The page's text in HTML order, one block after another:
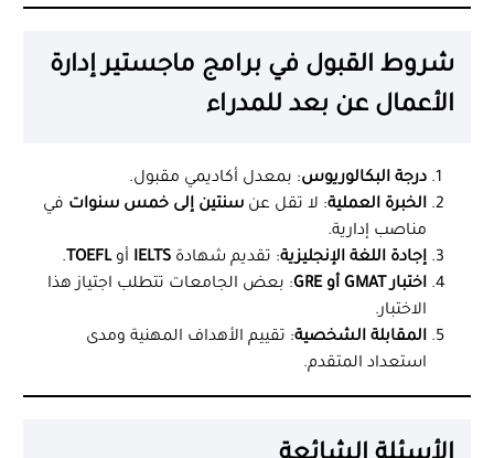
شروط القبول في برامج ماجستير إدارة
الأعمال عن بعد للمدراء
درجة البكالوريوس: بمعدل أكاديمي مقبول.
الخبرة العملية: لا تقل عن سنتين إلى خمس سنوات في
مناصب إدارية.
إجادة اللغة الإنجليزية: تقديم شهادة IELTS أوTOEFL
.
اختبار GMAT أو GRE
: بعض الجامعات تتطلب اجتياز هذا
الاختبار.
المقابلة الشخصية: تقييم الأهداف المهنية ومدى
استعداد المتقدم.